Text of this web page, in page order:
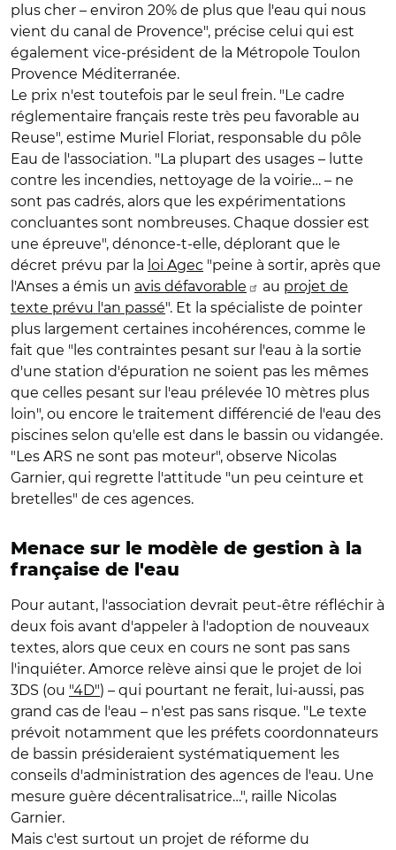
plus cher – environ 20% de plus que l'eau qui nous
vient du canal de Provence", précise celui qui est
également vice-président de la Métropole Toulon
Provence Méditerranée.
Le prix n'est toutefois par le seul frein. "Le cadre
réglementaire français reste très peu favorable au
Reuse", estime Muriel Floriat, responsable du pôle
Eau de l'association. "La plupart des usages – lutte
contre les incendies, nettoyage de la voirie… – ne
sont pas cadrés, alors que les expérimentations
concluantes sont nombreuses. Chaque dossier est
une épreuve", dénonce-t-elle, déplorant que le
décret prévu par la loi Agec "peine à sortir, après que
l'Anses a émis un avis défavorable au projet de
texte prévu l'an passé". Et la spécialiste de pointer
plus largement certaines incohérences, comme le
fait que "les contraintes pesant sur l'eau à la sortie
d'une station d'épuration ne soient pas les mêmes
que celles pesant sur l'eau prélevée 10 mètres plus
loin", ou encore le traitement différencié de l'eau des
piscines selon qu'elle est dans le bassin ou vidangée.
"Les ARS ne sont pas moteur", observe Nicolas
Garnier, qui regrette l'attitude "un peu ceinture et
bretelles" de ces agences.
Menace sur le modèle de gestion à la
française de l'eau
Pour autant, l'association devrait peut-être réfléchir à
deux fois avant d'appeler à l'adoption de nouveaux
textes, alors que ceux en cours ne sont pas sans
l'inquiéter. Amorce relève ainsi que le projet de loi
3DS (ou "4D") – qui pourtant ne ferait, lui-aussi, pas
grand cas de l'eau – n'est pas sans risque. "Le texte
prévoit notamment que les préfets coordonnateurs
de bassin présideraient systématiquement les
conseils d'administration des agences de l'eau. Une
mesure guère décentralisatrice…", raille Nicolas
Garnier.
Mais c'est surtout un projet de réforme du